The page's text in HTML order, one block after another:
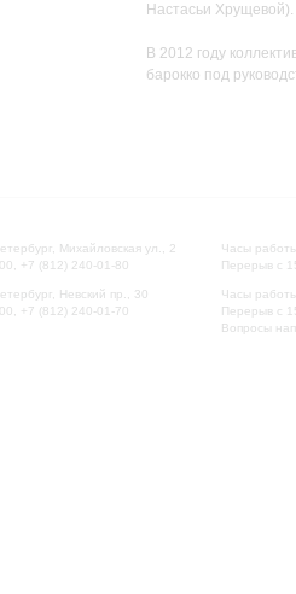
Настасьи Хрущевой).
В 2012 году
барокко под
Михайловская ул., 2
+7 (812) 240-01-80
Невский пр., 30
+7 (812) 240-01-70
Часы
Перерыв с
Часы
Перерыв с
Вопросы